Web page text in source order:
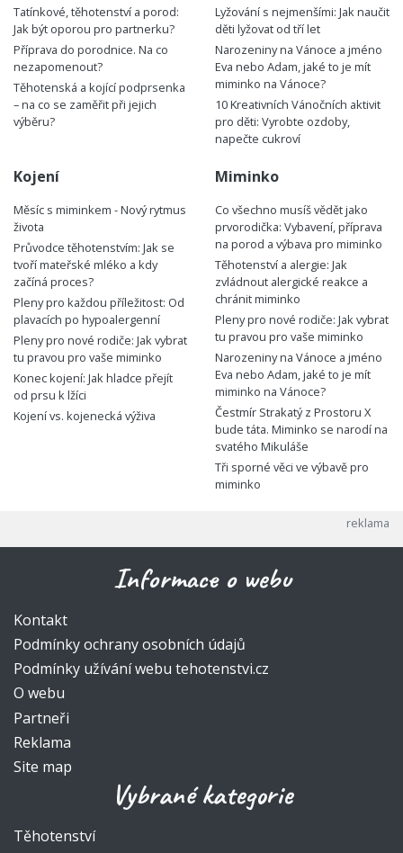
Tatínkové, těhotenství a porod:
Jak být oporou pro partnerku?
Příprava do porodnice. Na co
nezapomenout?
Těhotenská a kojící podprsenka
– na co se zaměřit při jejich
výběru?
Lyžování s nejmenšími: Jak naučit
děti lyžovat od tří let
Narozeniny na Vánoce a jméno
Eva nebo Adam, jaké to je mít
miminko na Vánoce?
10 Kreativních Vánočních aktivit
pro děti: Vyrobte ozdoby,
napečte cukroví
Kojení
Měsíc s miminkem - Nový rytmus
života
Průvodce těhotenstvím: Jak se
tvoří mateřské mléko a kdy
začíná proces?
Pleny pro každou příležitost: Od
plavacích po hypoalergenní
Pleny pro nové rodiče: Jak vybrat
tu pravou pro vaše miminko
Konec kojení: Jak hladce přejít
od prsu k lžíci
Kojení vs. kojenecká výživa
Miminko
Co všechno musíš vědět jako
prvorodička: Vybavení, příprava
na porod a výbava pro miminko
Těhotenství a alergie: Jak
zvládnout alergické reakce a
chránit miminko
Pleny pro nové rodiče: Jak vybrat
tu pravou pro vaše miminko
Narozeniny na Vánoce a jméno
Eva nebo Adam, jaké to je mít
miminko na Vánoce?
Čestmír Strakatý z Prostoru X
bude táta. Miminko se narodí na
svatého Mikuláše
Tři sporné věci ve výbavě pro
miminko
Informace o webu
Kontakt
Podmínky ochrany osobních údajů
Podmínky užívání webu tehotenstvi.cz
O webu
Partneři
Reklama
Site map
Vybrané kategorie
Těhotenství